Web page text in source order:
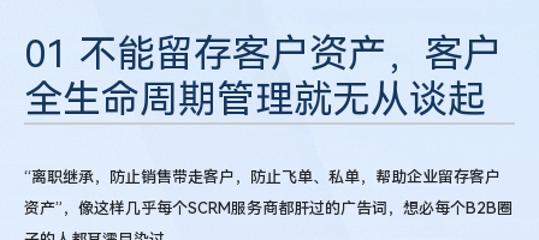
01 不能留存客户资产，客户
全生命周期管理就无从谈起
“离职继承，防止销售带走客户，防止飞单、私单，帮助企业留存客户
资产”，像这样几乎每个SCRM服务商都肝过的广告词，想必每个B2B圈